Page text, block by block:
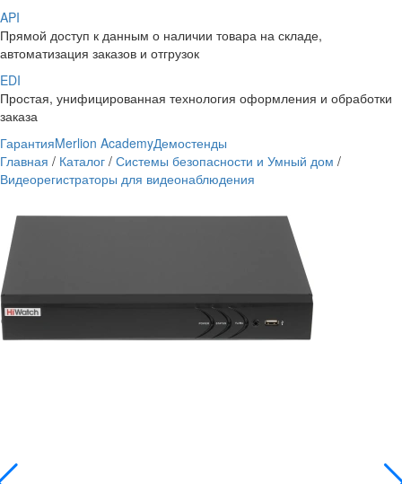
API
Прямой доступ к данным о наличии товара на складе,
автоматизация заказов и отгрузок
EDI
Простая, унифицированная технология оформления и обработки
заказа
ГарантияMerlion AcademyДемостенды
Главная / Каталог / Системы безопасности и Умный дом /
Видеорегистраторы для видеонаблюдения